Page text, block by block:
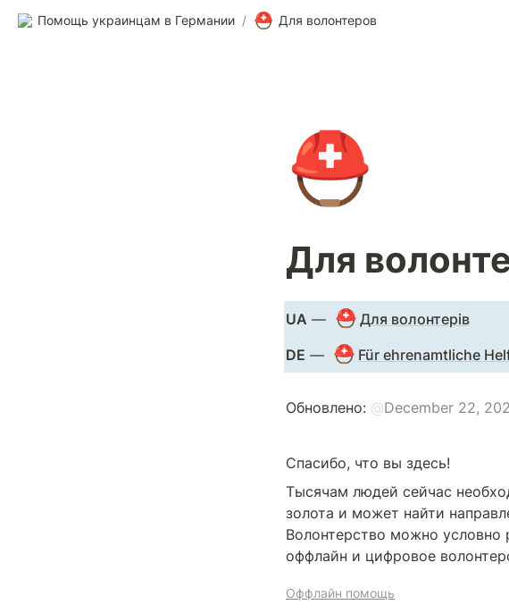
Помощь украинцам в Германии / ⛑️ Для волонтеров
⛑️
Для
UA — ⛑️ Для волонтерів
DE — ⛑️ Für ehrenamtliche
Обновлено: @December 22,
Спасибо, что вы здесь!
Тысячам людей сейчас
золота и может найти
Волонтерство можно условно
оффлайн и цифровое
Оффлайн помощь